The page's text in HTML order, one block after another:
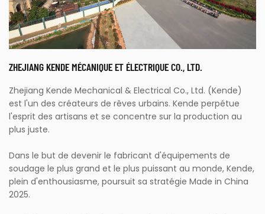
ZHEJIANG KENDE MÉCANIQUE ET ÉLECTRIQUE CO., LTD.
Zhejiang Kende Mechanical & Electrical Co., Ltd. (Kende)
est l'un des créateurs de rêves urbains. Kende perpétue
l'esprit des artisans et se concentre sur la production au
plus juste.
Dans le but de devenir le fabricant d'équipements de
soudage le plus grand et le plus puissant au monde, Kende,
plein d'enthousiasme, poursuit sa stratégie Made in China
2025.